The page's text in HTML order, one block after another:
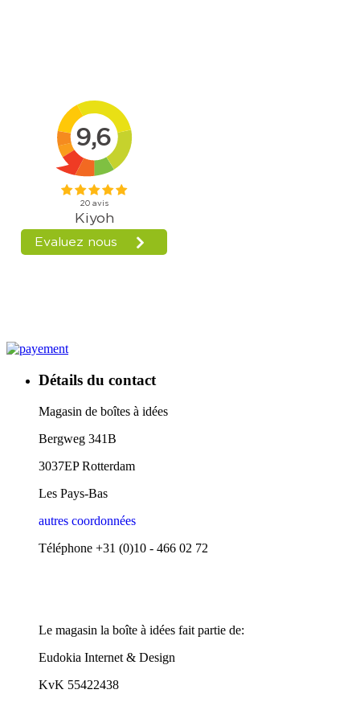
Détails du contact
Magasin de boîtes à idées
Bergweg 341B
3037EP Rotterdam
Les Pays-Bas
autres coordonnées​
Téléphone +31 (0)10 - 466 02 72
Le magasin la boîte à idées fait partie de:
Eudokia Internet & Design
KvK 55422438